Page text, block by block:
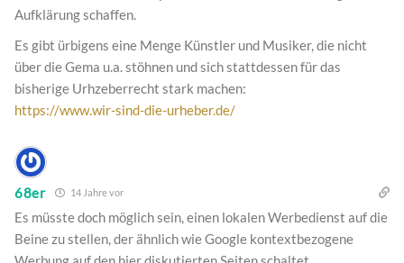
Aufklärung schaffen.
Es gibt ürbigens eine Menge Künstler und Musiker, die nicht
über die Gema u.a. stöhnen und sich stattdessen für das
bisherige Urhzeberrecht stark machen:
https://www.wir-sind-die-urheber.de/
68er 14 Jahre vor
Es müsste doch möglich sein, einen lokalen Werbedienst auf die
Beine zu stellen, der ähnlich wie Google kontextbezogene